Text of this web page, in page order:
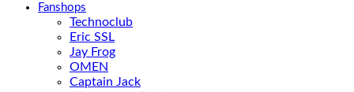
Fanshops
Technoclub
Eric SSL
Jay Frog
OMEN
Captain Jack